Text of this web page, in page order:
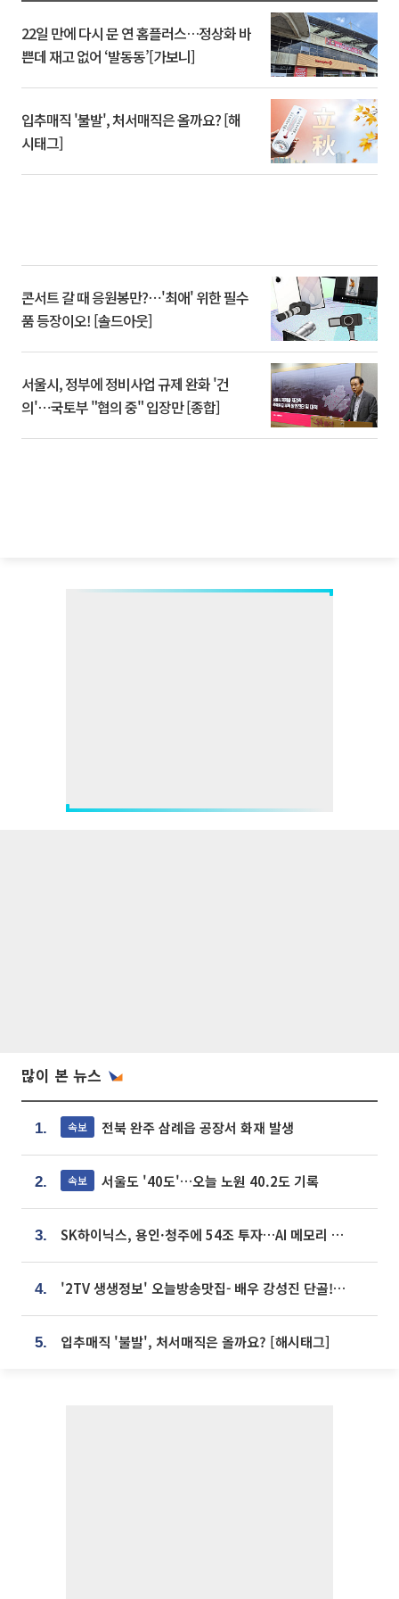
22일 만에 다시 문 연 홈플러스…정상화 바
쁜데 재고 없어 ‘발동동’[가보니]
입추매직 '불발', 처서매직은 올까요? [해
시태그]
콘서트 갈 때 응원봉만?⋯'최애' 위한 필수
품 등장이오! [솔드아웃]
서울시, 정부에 정비사업 규제 완화 '건
의'⋯국토부 "협의 중" 입장만 [종합]
많이 본 뉴스
1. 속보 전북 완주 삼례읍 공장서 화재 발생
2. 속보 서울도 '40도'…오늘 노원 40.2도 기록
3. SK하이닉스, 용인·청주에 54조 투자…AI 메모리 생산기지 키운다
4. '2TV 생생정보' 오늘방송맛집- 배우 강성진 단골! 쌀국수ㆍ푸팟퐁 커리 맛집 '블○○○'
5. 입추매직 '불발', 처서매직은 올까요? [해시태그]